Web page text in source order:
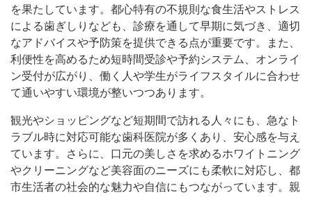
を果たしています。都心特有の不規則な食生活やストレス
による歯ぎしりなども、診療を通して早期に気づき、適切
なアドバイスや予防策を提供できる点が重要です。また、
利便性を高めるため短時間受診や予約システム、オンライ
ン受付が広がり、働く人や学生がライフスタイルに合わせ
て通いやすい環境が整いつつあります。
観光やショッピングなど短期間で訪れる人々にも、急なト
ラブル時に対応可能な歯科医院が多くあり、安心感を与え
ています。さらに、口元の美しさを求めるホワイトニング
やクリーニングなど美容面のニーズにも柔軟に対応し、都
市生活者の社会的な魅力や自信にもつながっています。親